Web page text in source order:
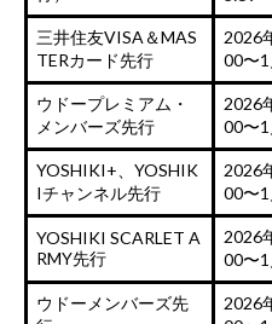
三井住友VISA＆MAS
TERカード先行
2026
00〜
ウドープレミアム・
メンバーズ先行
2026
00〜
YOSHIKI+、YOSHIK
Iチャンネル先行
2026
00〜
YOSHIKI SCARLET A
RMY先行
2026
00〜
ウドーメンバーズ先
2026